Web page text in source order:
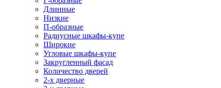
Длинные
Низкие
П-образные
Радиусные шкафы-купе
Широкие
Угловые шкафы-купе
Закругленный фасад
Количество дверей
2-х дверные